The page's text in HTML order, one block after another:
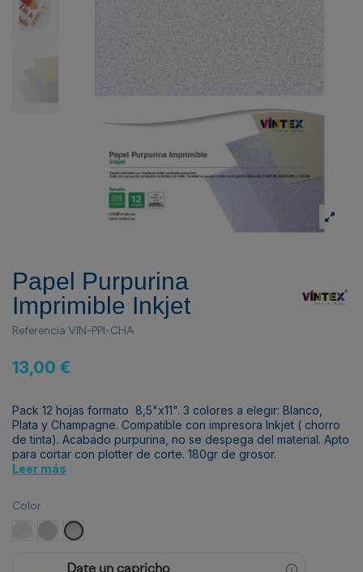
Papel Purpurina
Imprimible Inkjet
Referencia VIN-PPI-CHA
13,00 €
Pack 12 hojas formato 8,5"x11". 3 colores a elegir: Blanco,
Plata y Champagne. Compatible con impresora Inkjet ( chorro
de tinta). Acabado purpurina, no se despega del material. Apto
para cortar con plotter de corte. 180gr de grosor.
Leer más
Color
GL BlancoGL PlataGL Champagne
Date un capricho